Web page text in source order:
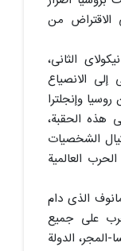
من
الثانی،
إلى الانصیاع
وتم إبرام معاهدة عام 1907 بین روسیا وإنجلترا
هذه الحقبة،
الشخصیات
العالمیة
الذی دام
على جمیع
المجر، الدولة